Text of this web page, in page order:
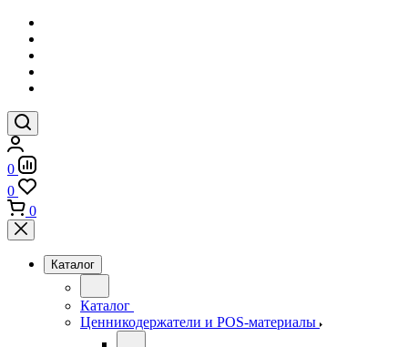
0
0
0
Каталог
Каталог
Ценникодержатели и POS-материалы